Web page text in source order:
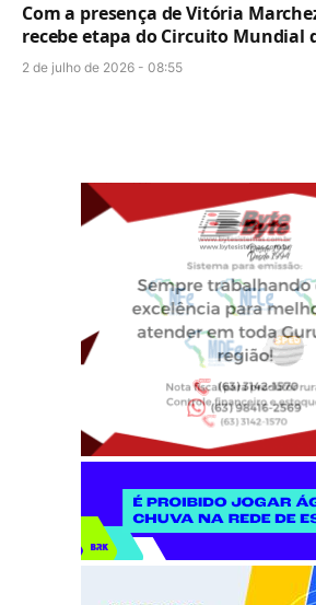
Com a presença de Vitória
recebe etapa do Circuito Mundial
2 de julho de 2026 - 08:55